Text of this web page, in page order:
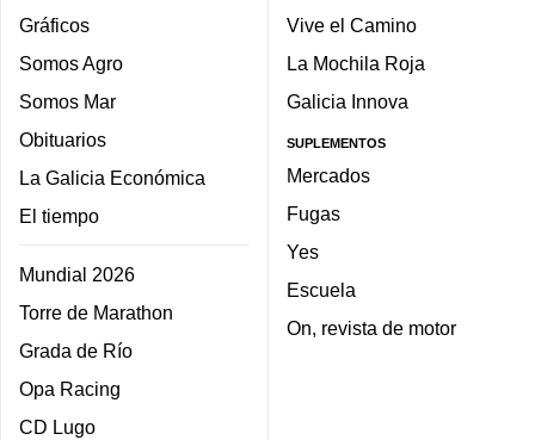
Gráficos
Somos Agro
Somos Mar
Obituarios
La Galicia Económica
El tiempo
Mundial 2026
Torre de Marathon
Grada de Río
Opa Racing
CD Lugo
Vive el Camino
La Mochila Roja
Galicia Innova
SUPLEMENTOS
Mercados
Fugas
Yes
Escuela
On, revista de motor